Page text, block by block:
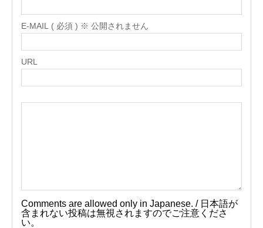
E-MAIL ( 必須 ) ※ 公開されません
URL
Comments are allowed only in Japanese. / 日本語が
含まれない投稿は無視されますのでご注意くださ
い。